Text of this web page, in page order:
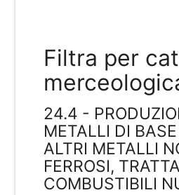
Filtra per
24.4 -
METALLI DI
ALTRI METALLI
FERROSI,
COMBUSTIBILI